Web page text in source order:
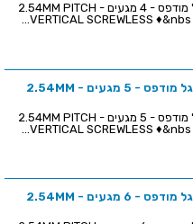
טרמינל בלוק למעגל מודפס - 5 מגעים - 2.54MM
טרמינל בלוק למעגל מודפס - 6 מגעים - 2.54MM